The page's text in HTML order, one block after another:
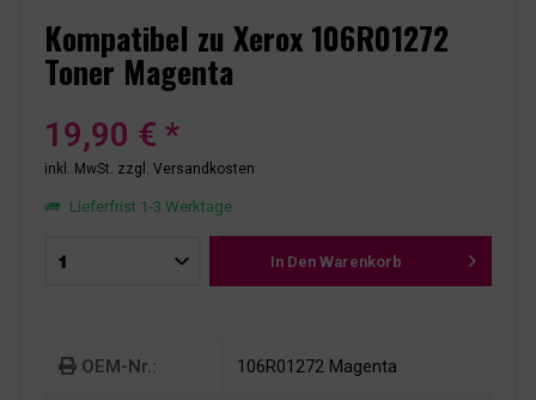
Kompatibel zu Xerox 106R01272
Toner Magenta
19,90 € *
inkl. MwSt. zzgl. Versandkosten
Lieferfrist 1-3 Werktage
In Den Warenkorb
OEM-Nr.: 106R01272 Magenta